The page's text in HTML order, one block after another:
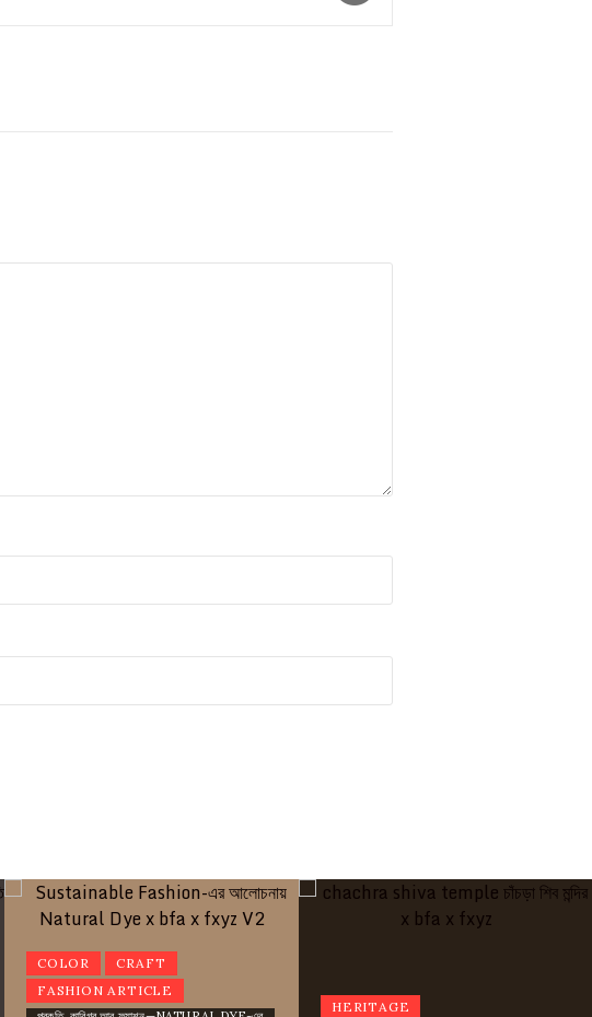
COLOR
CRAFT
FASHION ARTICLE
HERITAGE